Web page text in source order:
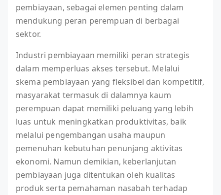
pembiayaan, sebagai elemen penting dalam
mendukung peran perempuan di berbagai
sektor.
Industri pembiayaan memiliki peran strategis
dalam memperluas akses tersebut. Melalui
skema pembiayaan yang fleksibel dan kompetitif,
masyarakat termasuk di dalamnya kaum
perempuan dapat memiliki peluang yang lebih
luas untuk meningkatkan produktivitas, baik
melalui pengembangan usaha maupun
pemenuhan kebutuhan penunjang aktivitas
ekonomi. Namun demikian, keberlanjutan
pembiayaan juga ditentukan oleh kualitas
produk serta pemahaman nasabah terhadap